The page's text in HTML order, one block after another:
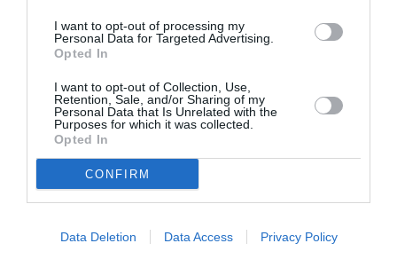
I want to opt-out of processing my
Personal Data for Targeted Advertising.
Opted In
I want to opt-out of Collection, Use,
Retention, Sale, and/or Sharing of my
Personal Data that Is Unrelated with the
Purposes for which it was collected.
Opted In
CONFIRM
Data Deletion Data Access Privacy Policy
Νέοι Διαγωνισμοί❯
ΘΕΡΙΝΑ ΣΙΝΕΜΑ
ΘΡΙΛΕΡ - ΤΡΟΜΟΥ
ΚΩΜΩΔΙΑ - ΚΟΜΕΝΤΙ
Newsletter
την Τέχνη και τον Πολιτισμό!